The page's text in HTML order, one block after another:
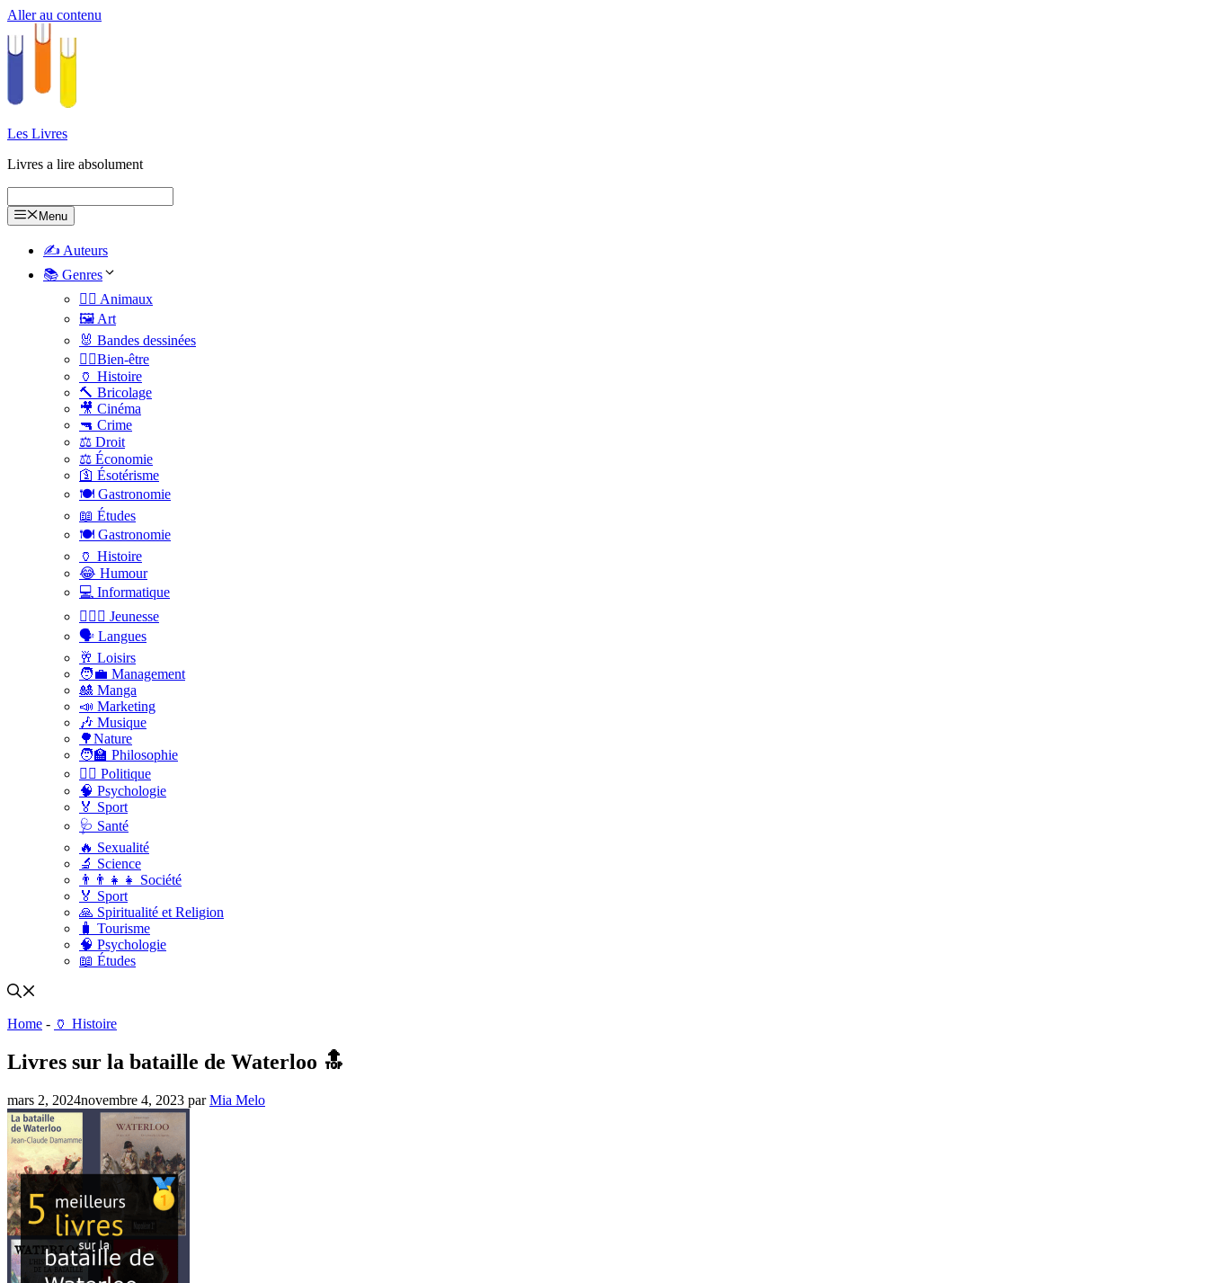
Aller au contenu
Les Livres
Livres a lire absolument
Menu
✍️ Auteurs
📚 Genres
🐕‍🦺 Animaux
🖼️ Art
🐰 Bandes dessinées
🧑‍⚕️Bien-être
🏺 Histoire
🔨 Bricolage
🎥 Cinéma
🔫 Crime
⚖️ Droit
⚖️ Économie
🛐 Ésotérisme
🍽️ Gastronomie
📖 Études
🍽️ Gastronomie
🏺 Histoire
😂 Humour
💻 Informatique
🤸🏽‍♀️ Jeunesse
🗣 Langues
🥂 Loisirs
🧑‍💼 Management
🎎 Manga
📣 Marketing
🎶 Musique
🌳Nature
🧑‍🏫 Philosophie
👨‍⚖️ Politique
🧠 Psychologie
🏅 Sport
🩺 Santé
🔥 Sexualité
🔬 Science
👨‍👨‍👧‍👧 Société
🏅 Sport
🙏 Spiritualité et Religion
🧳 Tourisme
🧠 Psychologie
📖 Études
Home - 🏺 Histoire
Livres sur la bataille de Waterloo 🔝
mars 2, 2024novembre 4, 2023 parMia Melo